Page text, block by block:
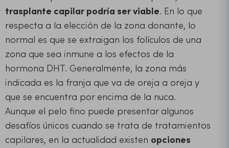
trasplante capilar podría ser viable. En lo que
respecta a la elección de la zona donante, lo
normal es que se extraigan los folículos de una
zona que sea inmune a los efectos de la
hormona DHT. Generalmente, la zona más
indicada es la franja que va de oreja a oreja y
que se encuentra por encima de la nuca.
Aunque el pelo fino puede presentar algunos
desafíos únicos cuando se trata de tratamientos
capilares, en la actualidad existen opciones